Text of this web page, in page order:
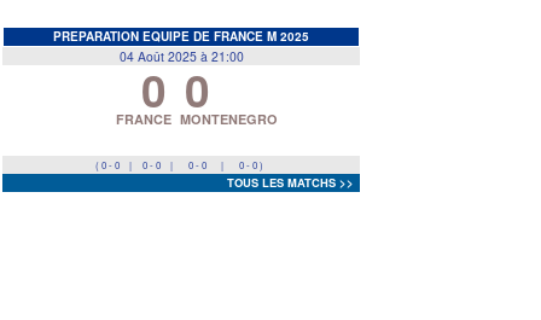
PREPARATION EQUIPE DE FRANCE M 2025
04 Août 2025 à 21:00
0
FRANCE 0
MONTENEGRO
( 0 - 0 | 0 - 0 | 0 - 0 | 0 - 0 )
TOUS LES MATCHS >>